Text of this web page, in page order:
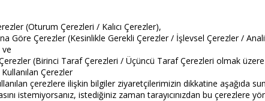
(Oturum Çerezleri / Kalıcı Çerezler),
Göre Çerezler (Kesinlikle Gerekli Çerezler / İşlevsel Çerezler /
(Birinci Taraf Çerezleri / Üçüncü Taraf Çerezleri olmak üzere
Çerezler
çerezlere ilişkin bilgiler ziyaretçilerimizin dikkatine aşağıda
istemiyorsanız, istediğiniz zaman tarayıcınızdan bu çerezlere